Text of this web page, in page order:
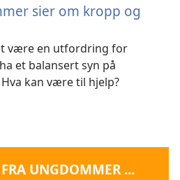
sier om kropp og
være en utfordring for
et balansert syn på
kan være til hjelp?
UNGDOMMER ...